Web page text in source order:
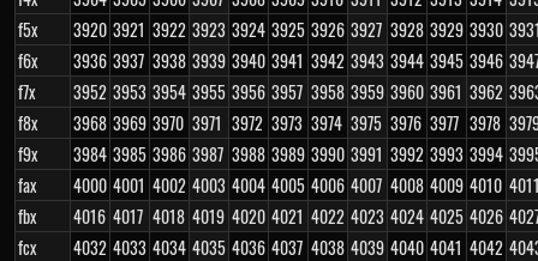
f5x
3920 3921 3922 3923 3924 3925 3926 3927 3928 3929 3930
f6x
3936 3937 3938 3939 3940 3941 3942 3943 3944 3945 3946
f7x
3952 3953 3954 3955 3956 3957 3958 3959 3960 3961 3962
f8x
3968 3969 3970 3971 3972 3973 3974 3975 3976 3977 3978
f9x
3984 3985 3986 3987 3988 3989 3990 3991 3992 3993 3994
fax
4000 4001 4002 4003 4004 4005 4006 4007 4008 4009 4010
fbx
4016 4017 4018 4019 4020 4021 4022 4023 4024 4025 4026
fcx
4032 4033 4034 4035 4036 4037 4038 4039 4040 4041 4042